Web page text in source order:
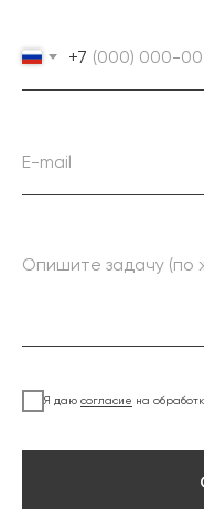
+7
Я даю согласие на